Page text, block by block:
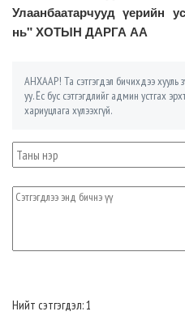
Улаанбаатарчууд үерийн
нь" ХОТЫН ДАРГА АА
АНХААР! Та сэтгэгдэл бичихдээ хууль
уу. Ёс бус сэтгэгдлийг админ устгах
хариуцлага хүлээхгүй.
Нийт сэтгэгдэл: 1